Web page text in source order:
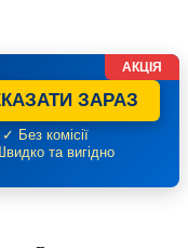
ЗАРАЗ
✓ Без комісії
та вигідно
АКЦІЯ